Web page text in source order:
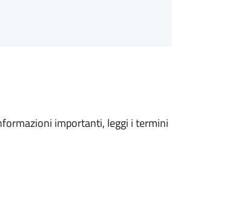
importanti, leggi i termini